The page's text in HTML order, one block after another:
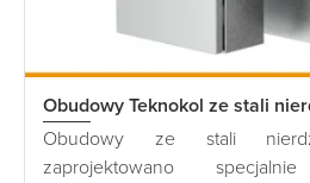
Obudowy Teknokol ze stali
Obudowy ze stali
zaprojektowano